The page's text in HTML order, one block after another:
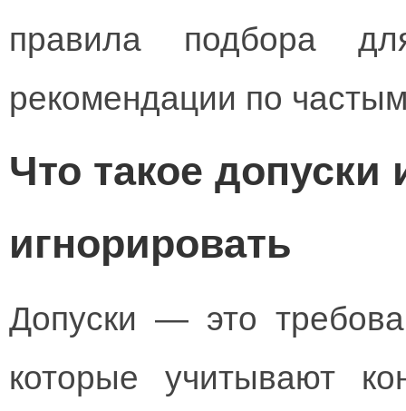
правила подбора
рекомендации по
Что такое допуски
игнорировать
Допуски — это
которые учитывают